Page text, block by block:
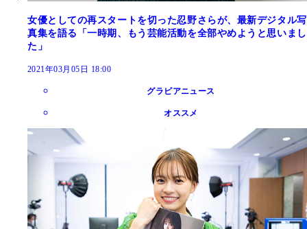
女優としての再スタートを切った忍野さらが、最新デジタル写
真集を語る「一時期、もう芸能活動を全部やめようと思いまし
た」
2021年03月05日 18:00
グラビアニュース
オススメ